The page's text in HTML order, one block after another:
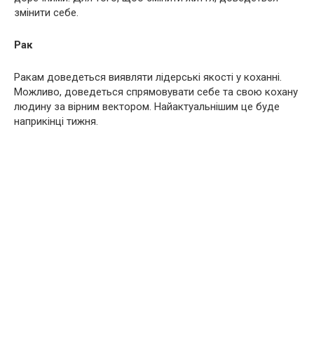
змінити себе.
Рак
Ракам доведеться виявляти лідерські якості у коханні.
Можливо, доведеться спрямовувати себе та свою кохану
людину за вірним вектором. Найактуальнішим це буде
наприкінці тижня.